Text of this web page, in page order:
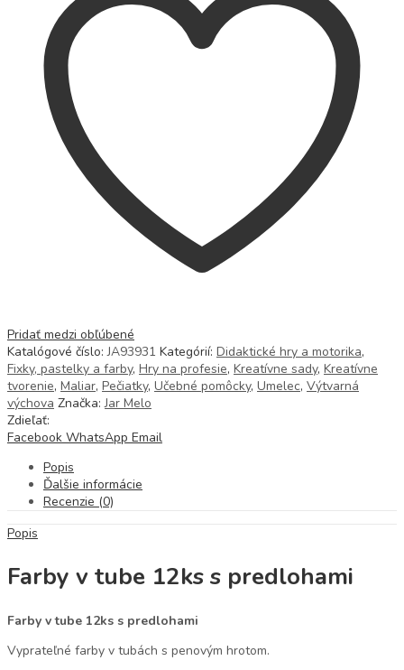
Pridať medzi obľúbené
Katalógové číslo:JA93931 Kategórií: Didaktické hry a motorika,
Fixky, pastelky a farby, Hry na profesie, Kreatívne sady, Kreatívne
tvorenie, Maliar, Pečiatky, Učebné pomôcky, Umelec, Výtvarná
výchova Značka:Jar Melo
Zdieľať:
Facebook WhatsApp Email
Popis
Ďalšie informácie
Recenzie (0)
Popis
Farby v tube 12ks s predlohami
Farby v tube 12ks s predlohami
Vyprateľné farby v tubách s penovým hrotom.